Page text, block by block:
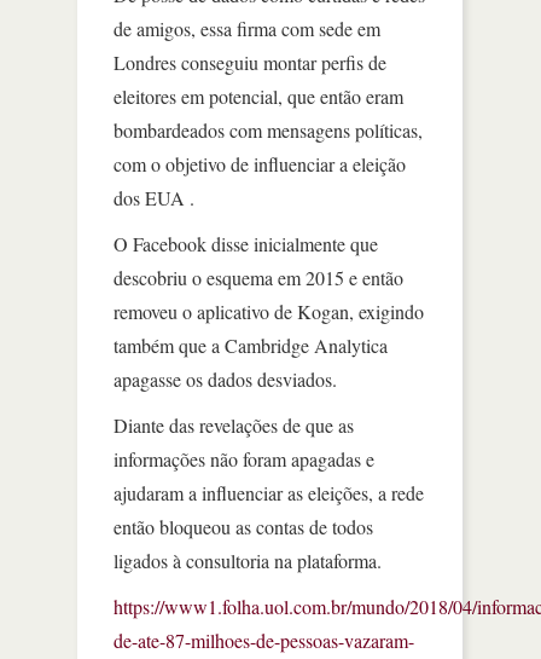
de amigos, essa firma com sede em
Londres conseguiu montar perfis de
eleitores em potencial, que então eram
bombardeados com mensagens políticas,
com o objetivo de influenciar a eleição
dos EUA .
O Facebook disse inicialmente que
descobriu o esquema em 2015 e então
removeu o aplicativo de Kogan, exigindo
também que a Cambridge Analytica
apagasse os dados desviados.
Diante das revelações de que as
informações não foram apagadas e
ajudaram a influenciar as eleições, a rede
então bloqueou as contas de todos
ligados à consultoria na plataforma.
https://www1.folha.uol.com.br/mundo/2018/04/
de-ate-87-milhoes-de-pessoas-vazaram-